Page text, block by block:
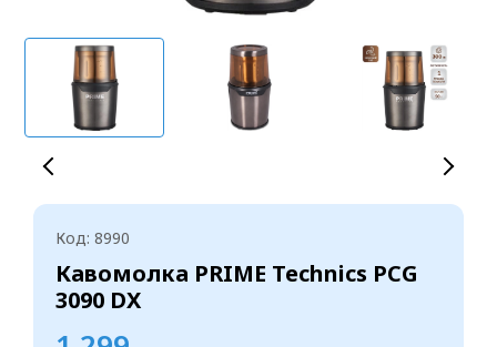
Код: 8990
Кавомолка PRIME Technics PCG
3090 DX